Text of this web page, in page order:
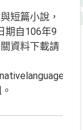
短篇小說，
期自106年9
資料下載請
），